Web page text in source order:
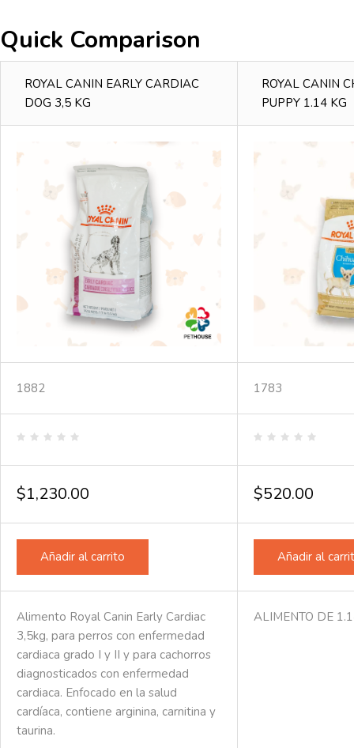
Quick Comparison
ROYAL CANIN EARLY CARDIAC
DOG 3,5 KG
ROYAL CANIN
PUPPY 1.14 KG
1882 1783
de
5
de
5
$1,230.00 $520.00
Añadir al carrito Añadir al
Alimento Royal Canin Early Cardiac
3,5kg, para perros con enfermedad
cardiaca grado I y II y para cachorros
diagnosticados con enfermedad
cardiaca. Enfocado en la salud
cardíaca, contiene arginina, carnitina y
taurina.
ALIMENTO DE